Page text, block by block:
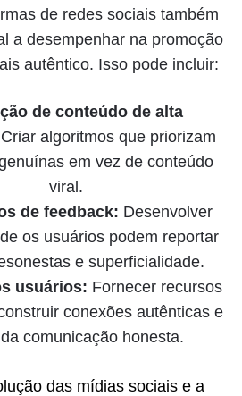
de redes sociais também
a desempenhar na promoção
autêntico. Isso pode incluir:
de conteúdo de alta
Criar algoritmos que priorizam
em vez de conteúdo
viral.
de feedback: Desenvolver
os usuários podem reportar
e superficialidade.
usuários: Fornecer recursos
conexões autênticas e
comunicação honesta.
das mídias sociais e a